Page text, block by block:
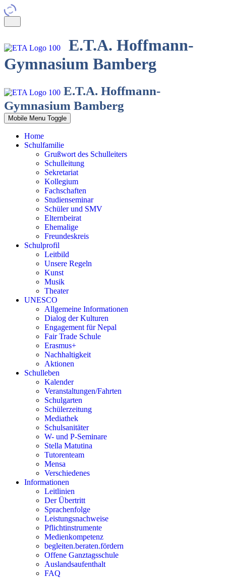
E.T.A. Hoffmann-
Gymnasium Bamberg
E.T.A. Hoffmann-
Gymnasium Bamberg
Mobile Menu Toggle
Home
Schulfamilie
Grußwort des Schulleiters
Schulleitung
Sekretariat
Kollegium
Fachschaften
Studienseminar
Schüler und SMV
Elternbeirat
Ehemalige
Freundeskreis
Schulprofil
Leitbild
Unsere Regeln
Kunst
Musik
Theater
UNESCO
Allgemeine Informationen
Dialog der Kulturen
Engagement für Nepal
Fair Trade Schule
Erasmus+
Nachhaltigkeit
Aktionen
Schulleben
Kalender
Veranstaltungen/Fahrten
Schulgarten
Schülerzeitung
Mediathek
Schulsanitäter
W- und P-Seminare
Stella Matutina
Tutorenteam
Mensa
Verschiedenes
Informationen
Leitlinien
Der Übertritt
Sprachenfolge
Leistungsnachweise
Pflichtinstrumente
Medienkompetenz
begleiten.beraten.fördern
Offene Ganztagsschule
Auslandsaufenthalt
FAQ